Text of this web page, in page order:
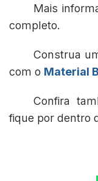
Mais
completo.
Construa
com o Material
Confira
fique por dentro